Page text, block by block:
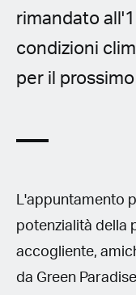
rimandato
condizioni
per il
L'appuntamento
potenzialità della
accogliente,
da Green